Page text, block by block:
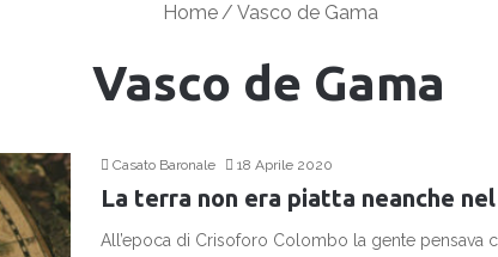
Home/ Vasco de Gama
Vasco de Gama
Casato Baronale 18 Aprile 2020
La terra non era piatta neanche
All’epoca di Crisoforo Colombo la gente pensava